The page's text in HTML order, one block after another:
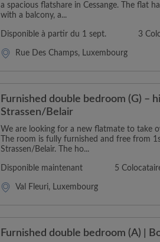
a spacious flatshare in Cessange. The flat
with a balcony, a...
Disponible à partir du 1 sept. 3
Rue Des Champs, Luxembourg
Furnished double bedroom (G) –
Strassen/Belair
We are looking for a new flatmate to take
The room is fully furnished and free from
Strassen/Belair. The ho...
Disponible maintenant 5
Val Fleuri, Luxembourg
Furnished double bedroom (A) |